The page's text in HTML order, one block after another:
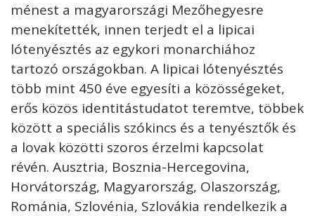
ménest a magyarországi Mezőhegyesre
menekítették, innen terjedt el a lipicai
lótenyésztés az egykori monarchiához
tartozó országokban. A lipicai lótenyésztés
több mint 450 éve egyesíti a közösségeket,
erős közös identitástudatot teremtve, többek
között a speciális szókincs és a tenyésztők és
a lovak közötti szoros érzelmi kapcsolat
révén. Ausztria, Bosznia-Hercegovina,
Horvátország, Magyarország, Olaszország,
Románia, Szlovénia, Szlovákia rendelkezik a